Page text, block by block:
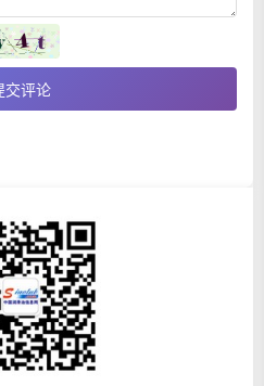
交评论